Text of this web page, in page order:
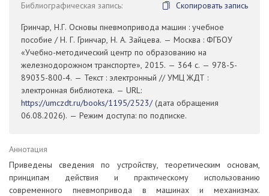
Библиографическая запись:
Скопировать запись
Гринчар, Н.Г. Основы пневмопривода машин : учебное
пособие / Н. Г. Гринчар, Н. А. Зайцева. — Москва : ФГБОУ
«Учебно-методический центр по образованию на
железнодорожном транспорте», 2015. — 364 с. — 978-5-
89035-800-4. — Текст : электронный // УМЦ ЖДТ :
электронная библиотека. — URL:
https://umczdt.ru/books/1195/2523/(дата обращения
06.08.2026). — Режим доступа: по подписке.
Аннотация
Приведены сведения по устройству, теоретическим основам,
принципам действия и практическому использованию
современного пневмопривода в машинах и механизмах.